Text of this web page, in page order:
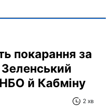
покарання за
й Кабміну
2 хв